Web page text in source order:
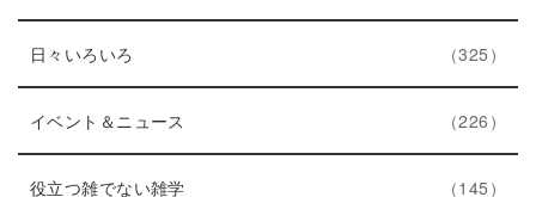
リ
数
ン
リ
数
日々いろいろ
ン
ト
リ
ー
325
イベント＆ニュース
ン
ト
226
役立つ雑でない雑学エ
145
件